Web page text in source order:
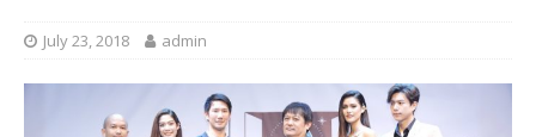
July 23, 2018 admin